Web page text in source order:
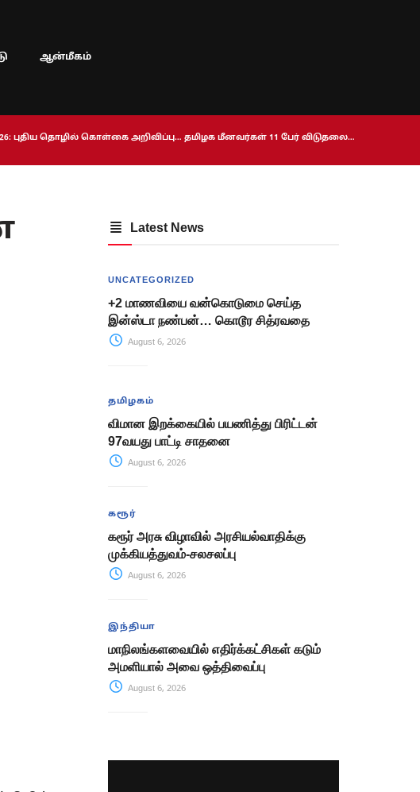
ஆன்மீகம்
புதிய தொழில் கொள்கை அறிவிப்பு… தமிழக மீனவர்கள் 11 பேர் விடுதலை…
Latest News
UNCATEGORIZED
+2 மாணவியை வன்கொடுமை செய்த
இன்ஸ்டா நண்பன்… கொடூர சித்ரவதை
August 6, 2026
தமிழகம்
விமான இறக்கையில் பயணித்து பிரிட்டன்
97வயது பாட்டி சாதனை
August 6, 2026
கரூர்
கரூர் அரசு விழாவில் அரசியல்வாதிக்கு
முக்கியத்துவம்-சலசலப்பு
August 6, 2026
இந்தியா
மாநிலங்களவையில் எதிர்க்கட்சிகள் கடும்
அமளியால் அவை ஒத்திவைப்பு
August 6, 2026